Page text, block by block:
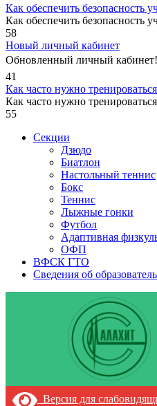
Как обеспечить безопасность
Как обеспечить безопасность
58
Новый личный кабинет
Обновленный личный
41
Как часто нужно
Как часто нужно
55
Секции
Дзюдо
Биатлон
Настольный теннис
Бокс
Теннис
Лыжные гонки
Футбол
Адаптивная
ОФП
ВФСК ГТО
Сведения об
Версия для